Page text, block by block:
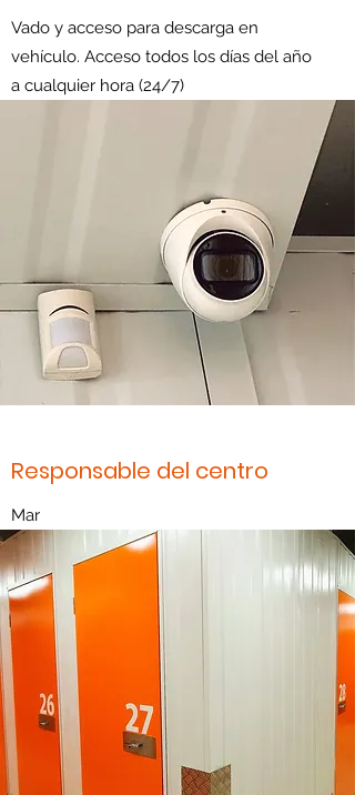
Vado y acceso para descarga en
vehículo. Acceso todos los días del año
a cualquier hora (24/7)
Responsable del centro
Mar